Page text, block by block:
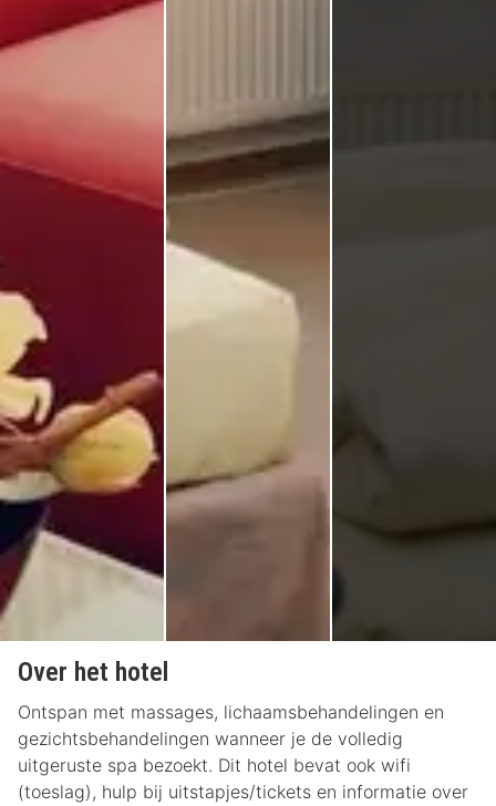
Over het hotel
Ontspan met massages, lichaamsbehandelingen en
gezichtsbehandelingen wanneer je de volledig
uitgeruste spa bezoekt. Dit hotel bevat ook wifi
(toeslag), hulp bij uitstapjes/tickets en informatie over